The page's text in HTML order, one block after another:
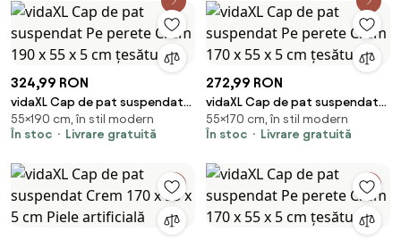
324,99 RON
vidaXL Cap de pat suspendat
Pe perete Crem 190 x 55 x 5 cm
țesătură
55×190 cm, în stil modern
În stoc
Livrare gratuită
272,99 RON
vidaXL Cap de pat suspendat
Pe perete Crem 170 x 55 x 5 cm
țesătură
55×170 cm, în stil modern
În stoc
Livrare gratuită